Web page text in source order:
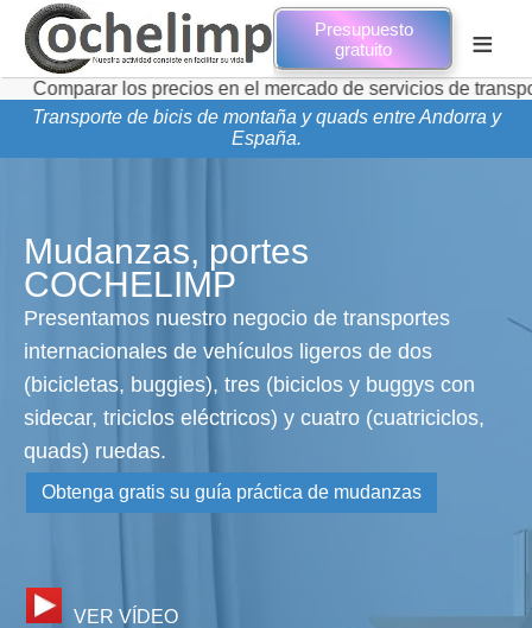
Presupuesto
gratuito
≡
los precios en el mercado de servicios de transporte de
Transporte de bicis de montaña y quads entre Andorra y
España.
Mudanzas, portes
COCHELIMP
Presentamos nuestro negocio de transportes
internacionales de vehículos ligeros de dos
(bicicletas, buggies), tres (biciclos y buggys con
sidecar, triciclos eléctricos) y cuatro (cuatriciclos,
quads) ruedas.
Obtenga gratis su guía práctica de mudanzas
VER VÍDEO